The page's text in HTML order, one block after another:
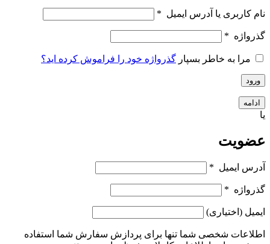
نام کاربری یا آدرس ایمیل *
گذرواژه *
مرا به خاطر بسپار گذرواژه خود را فراموش کرده اید؟
ورود
ادامه
یا
عضویت
آدرس ایمیل *
گذرواژه *
ایمیل (اختیاری)
اطلاعات شخصی شما تنها برای پردازش سفارش شما استفاده